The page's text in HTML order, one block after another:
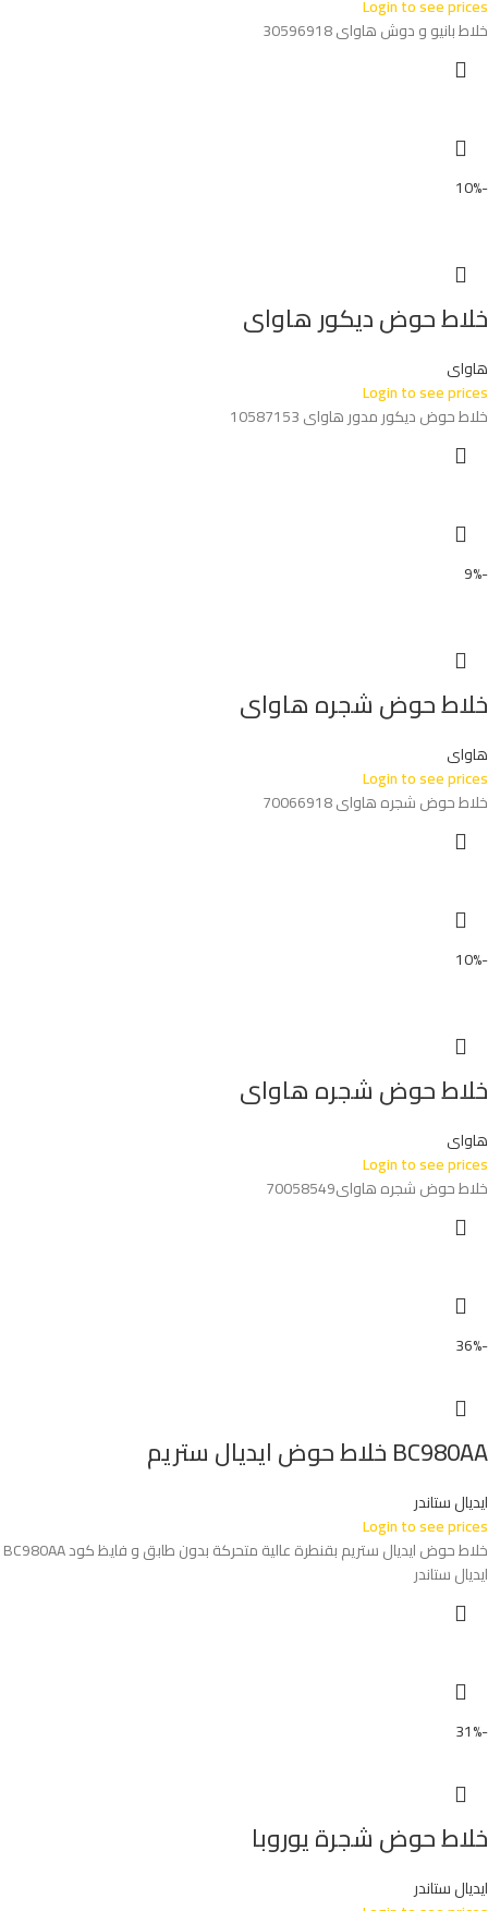
Login to see prices
خلاط بانيو و دوش هاواى 30596918
-10%
خلاط حوض ديكور هاواى
هاواى
Login to see prices
خلاط حوض ديكور مدور هاواى 10587153
-9%
خلاط حوض شجره هاواى
هاواى
Login to see prices
خلاط حوض شجره هاواى 70066918
-10%
خلاط حوض شجره هاواى
هاواى
Login to see prices
خلاط حوض شجره هاواى70058549
-36%
BC980AA خلاط حوض ايديال ستريم
ايديال ستاندر
Login to see prices
خلاط حوض ايديال ستريم بقنطرة عالية متحركة بدون طابق و فايظ كود BC980AA
ايديال ستاندر
-31%
خلاط حوض شجرة يوروبا
ايديال ستاندر